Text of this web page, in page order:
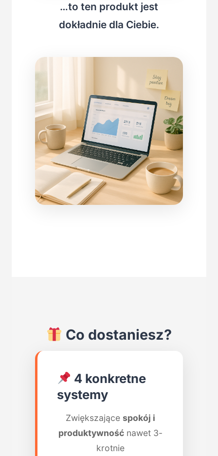
…to ten produkt jest
dokładnie dla Ciebie.
Co dostaniesz?
4 konkretne
systemy
Zwiększające spokój i
produktywnośćnawet 3-
krotnie